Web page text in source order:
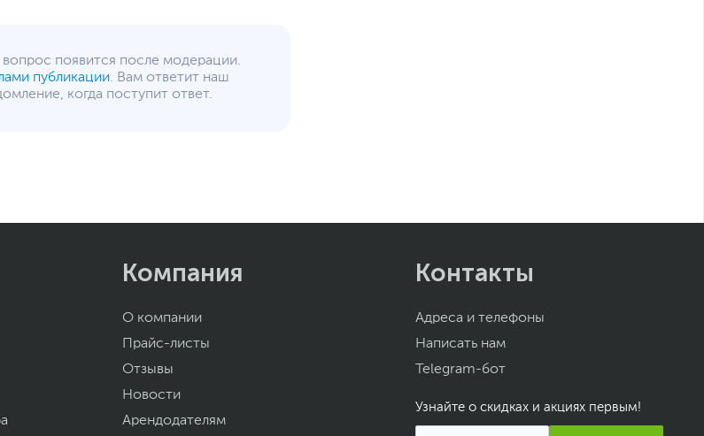
появится после модерации.
публикации. Вам ответит наш
когда поступит ответ.
Компания
О компании
Прайс-листы
Отзывы
Новости
Арендодателям
Контакты
Адреса и телефоны
Написать нам
Telegram-бот
Узнайте о скидках и акциях первым!